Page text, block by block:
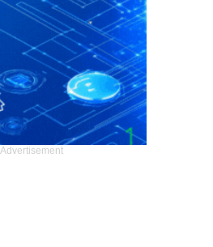
Advertisement